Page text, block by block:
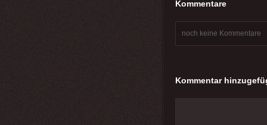
Kommentare
noch keine Kommentare
Kommentar